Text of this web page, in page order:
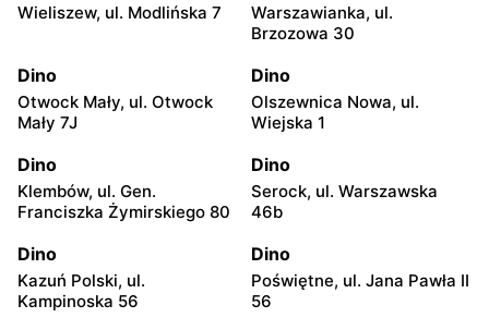
Wieliszew, ul. Modlińska 7
Warszawianka, ul.
Brzozowa 30
Dino
Otwock Mały, ul. Otwock
Mały 7J
Dino
Olszewnica Nowa, ul.
Wiejska 1
Dino
Klembów, ul. Gen.
Franciszka Żymirskiego 80
Dino
Serock, ul. Warszawska
46b
Dino
Kazuń Polski, ul.
Kampinoska 56
Dino
Poświętne, ul. Jana Pawła II
56